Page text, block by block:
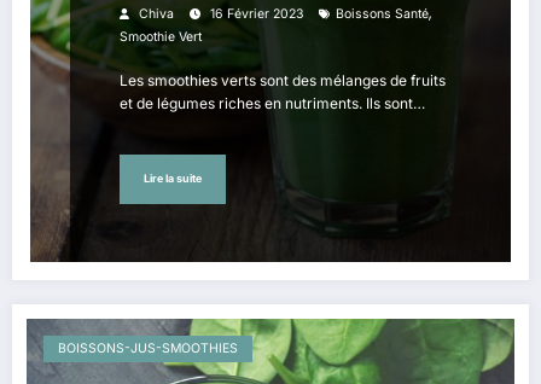
Chiva 16 Février 2023 Boissons Santé,
Smoothie Vert
Les smoothies verts sont des mélanges de fruits
et de légumes riches en nutriments. Ils sont…
Lire la suite
BOISSONS-JUS-SMOOTHIES